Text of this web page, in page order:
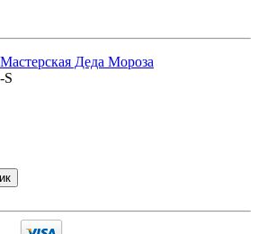
Мастерская Деда Мороза
S